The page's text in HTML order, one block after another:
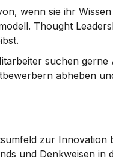
wenn sie ihr
Thought
suchen
abheben
zur
und Denkweisen in